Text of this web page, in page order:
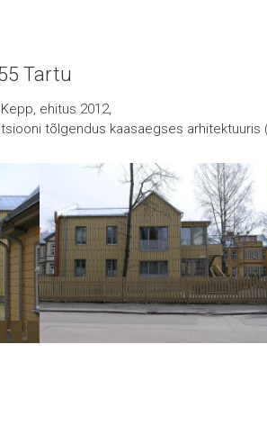
Tartu
ehitus 2012,
tõlgendus kaasaegses